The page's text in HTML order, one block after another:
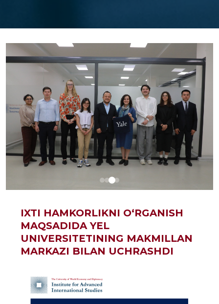
IXTI HAMKORLIKNI O‘RGANISH
MAQSADIDA YEL
UNIVERSITETINING MAKMILLAN
MARKAZI BILAN UCHRASHDI